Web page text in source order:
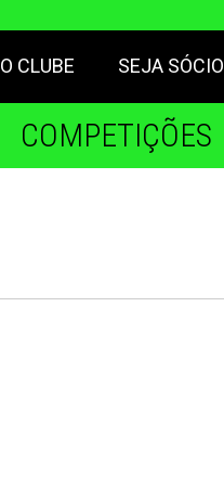
O CLUBE SEJA SÓCIO
COMPETIÇÕES